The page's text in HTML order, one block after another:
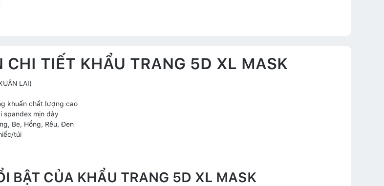
CHI TIẾT KHẨU TRANG 5D XL MASK
LAI)
khuẩn chất lượng cao
spandex mịn dày
Be, Hồng, Rêu, Đen
túi
BẬT CỦA KHẨU TRANG 5D XL MASK